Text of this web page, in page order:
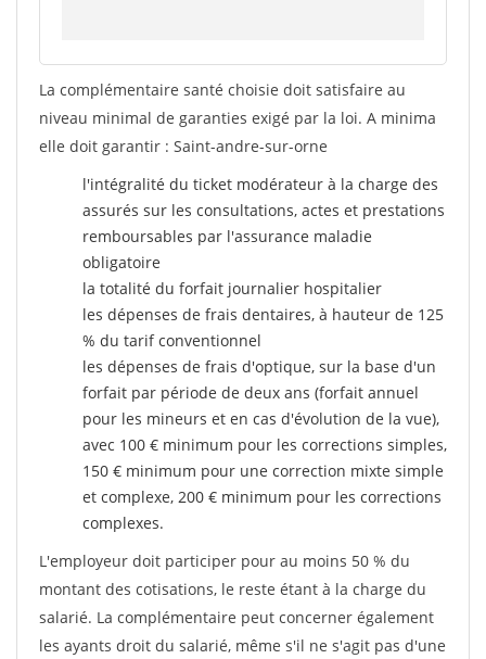
La complémentaire santé choisie doit satisfaire au
niveau minimal de garanties exigé par la loi. A minima
elle doit garantir : Saint-andre-sur-orne
l'intégralité du ticket modérateur à la charge des
assurés sur les consultations, actes et prestations
remboursables par l'assurance maladie
obligatoire
la totalité du forfait journalier hospitalier
les dépenses de frais dentaires, à hauteur de 125
% du tarif conventionnel
les dépenses de frais d'optique, sur la base d'un
forfait par période de deux ans (forfait annuel
pour les mineurs et en cas d'évolution de la vue),
avec 100 € minimum pour les corrections simples,
150 € minimum pour une correction mixte simple
et complexe, 200 € minimum pour les corrections
complexes.
L'employeur doit participer pour au moins 50 % du
montant des cotisations, le reste étant à la charge du
salarié. La complémentaire peut concerner également
les ayants droit du salarié, même s'il ne s'agit pas d'une